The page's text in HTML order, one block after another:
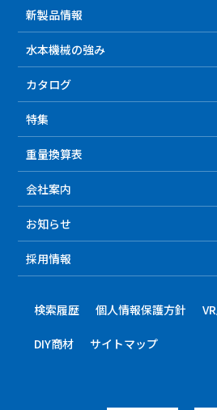
新製品情報
水本機械の強み
カタログ
特集
重量換算表
会社案内
お知らせ
採用情報
検索履歴 個人情報保護方針
DIY商材 サイトマップ